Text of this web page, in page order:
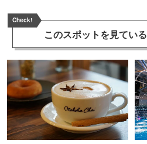
Check!
このスポットを見ている